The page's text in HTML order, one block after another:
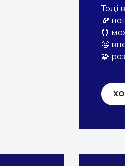
Тоді
💸
⏰
🤐
🧩